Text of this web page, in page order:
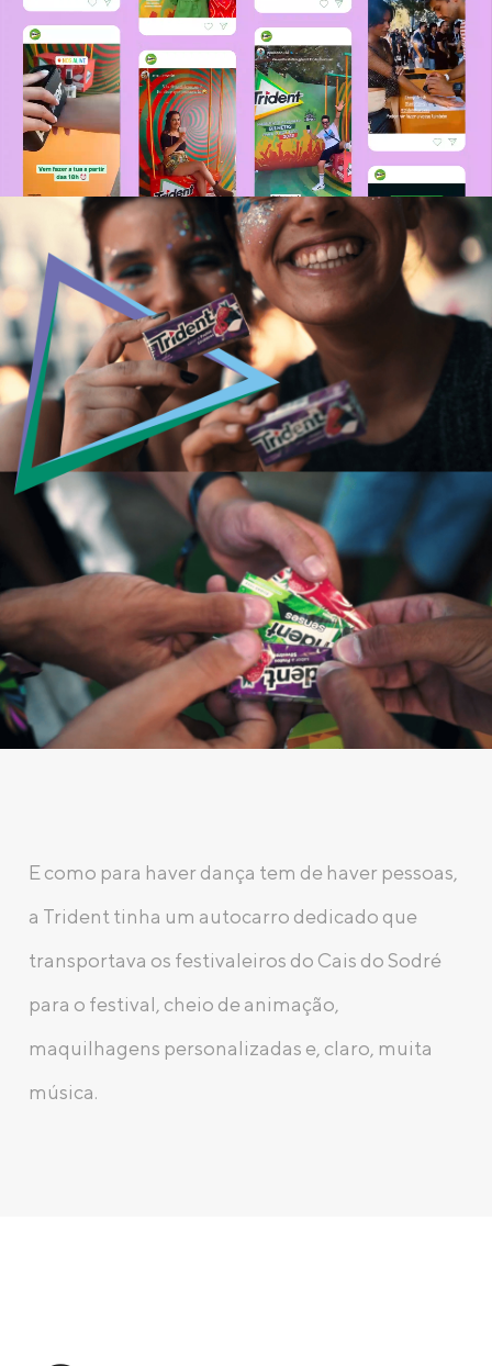
E como para haver dança tem de haver pessoas,
a Trident tinha um autocarro dedicado que
transportava os festivaleiros do Cais do Sodré
para o festival, cheio de animação,
maquilhagens personalizadas e, claro, muita
música.